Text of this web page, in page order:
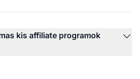
kis affiliate programok